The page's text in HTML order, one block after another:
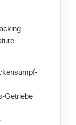
Getriebe